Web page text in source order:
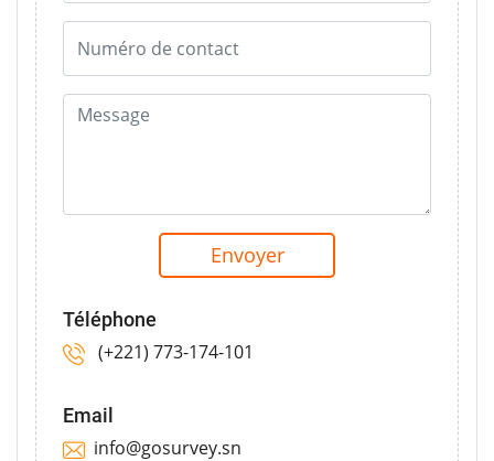
Téléphone
(+221) 773-174-101
Email
info@gosurvey.sn
Envoyer